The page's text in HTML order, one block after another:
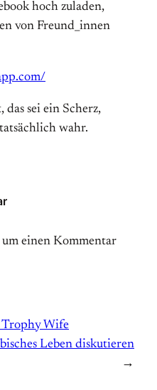
hoch zuladen,
von Freund_innen
das sei ein Scherz,
wahr.
um einen Kommentar
Trophy Wife
Leben diskutieren
→